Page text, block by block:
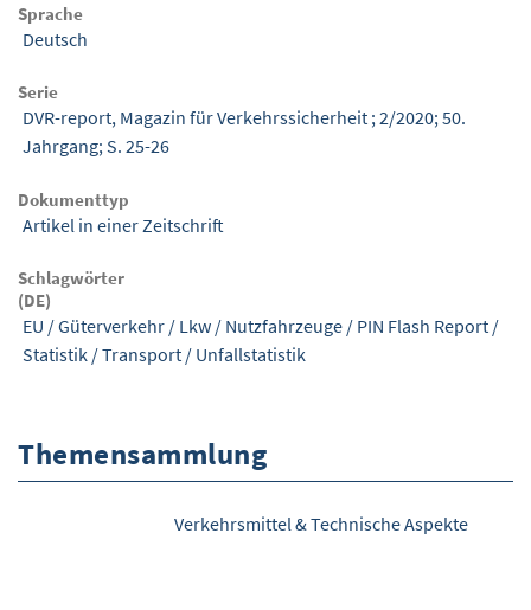
Sprache
Deutsch
Serie
DVR-report, Magazin für Verkehrssicherheit ; 2/2020; 50.
Jahrgang; S. 25-26
Dokumenttyp
Artikel in einer Zeitschrift
Schlagwörter
(DE)
EU /Güterverkehr / Lkw / Nutzfahrzeuge / PIN Flash Report /
Statistik /Transport / Unfallstatistik
Themensammlung
Verkehrsmittel & Technische Aspekte